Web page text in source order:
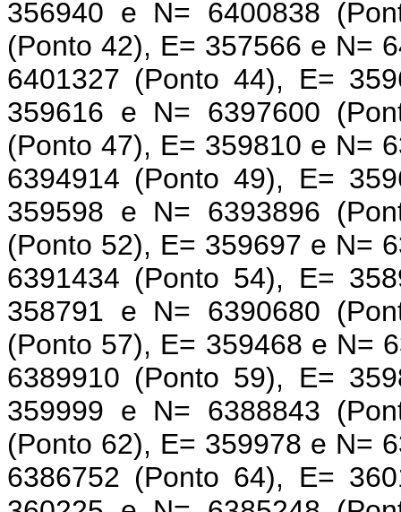
356940 e N= 6400838
(Ponto 42), E= 357566 e N=
6401327 (Ponto 44), E=
359616 e N= 6397600
(Ponto 47), E= 359810 e N=
6394914 (Ponto 49), E=
359598 e N= 6393896
(Ponto 52), E= 359697 e N=
6391434 (Ponto 54), E=
358791 e N= 6390680
(Ponto 57), E= 359468 e N=
6389910 (Ponto 59), E=
359999 e N= 6388843
(Ponto 62), E= 359978 e N=
6386752 (Ponto 64), E=